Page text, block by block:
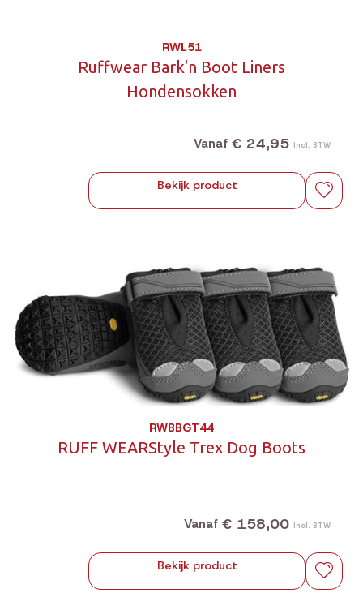
RWL51
Ruffwear Bark'n Boot Liners
Hondensokken
Vanaf € 24,95 Incl. BTW
Bekijk product
RWBBGT44
RUFF WEARStyle Trex Dog Boots
Vanaf € 158,00 Incl. BTW
Bekijk product